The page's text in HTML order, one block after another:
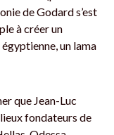
de Godard s’est
à créer un
un lama
que Jean-Luc
fondateurs de